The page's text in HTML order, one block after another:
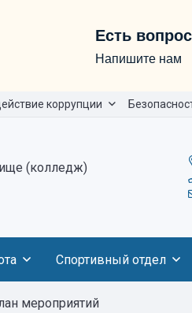
Есть
Напишите нам
коррупции
(колледж)
Спортивный отдел
мероприятий